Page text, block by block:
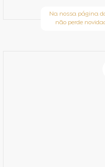
Na nossa página
não perde